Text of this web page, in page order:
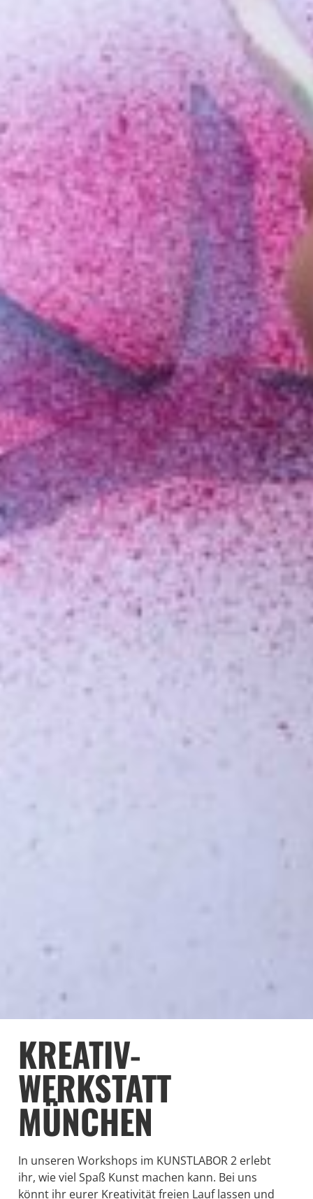
KREATIV-
WERKSTATT
MÜNCHEN
In unseren Workshops im KUNSTLABOR 2 erlebt
ihr, wie viel Spaß Kunst machen kann. Bei uns
könnt ihr eurer Kreativität freien Lauf lassen und